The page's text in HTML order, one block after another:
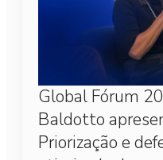
Global Fórum
Baldotto
Priorização e